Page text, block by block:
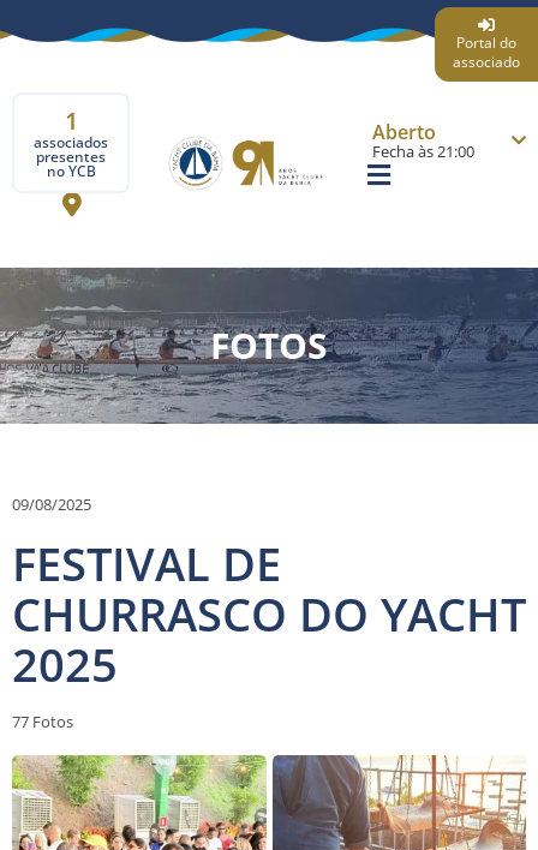
1
associados
presentes
no YCB
Aberto
Fecha às 21:00
Portal do
associado
FOTOS
09/08/2025
FESTIVAL DE
CHURRASCO DO YACHT
2025
77 Fotos